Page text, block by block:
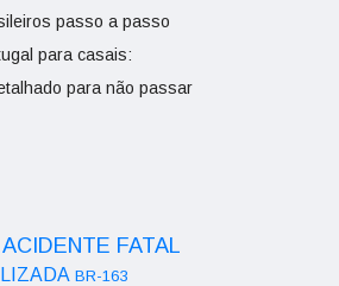
passo a passo
para casais:
para não passar
ACIDENTE FATAL
BR-163